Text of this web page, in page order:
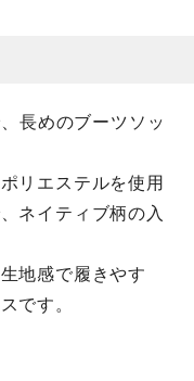
長めのブーツソッ
リエステルを使用
ネイティブ柄の入
地感で履きやす
です。